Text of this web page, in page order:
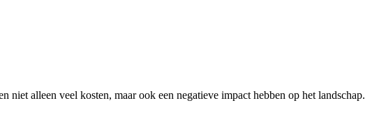
alleen veel kosten, maar ook een negatieve impact hebben op het landschap.